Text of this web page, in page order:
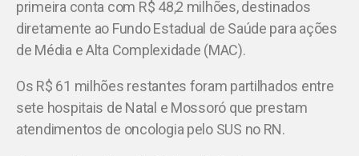
primeira conta com R$ 48,2 milhões, destinados
diretamente ao Fundo Estadual de Saúde para ações
de Média e Alta Complexidade (MAC).
Os R$ 61 milhões restantes foram partilhados entre
sete hospitais de Natal e Mossoró que prestam
atendimentos de oncologia pelo SUS no RN.